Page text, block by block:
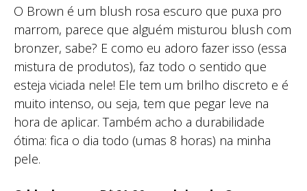
O Brown é um blush rosa escuro que puxa pro
marrom, parece que alguém misturou blush com
bronzer, sabe? E como eu adoro fazer isso (essa
mistura de produtos), faz todo o sentido que
esteja viciada nele! Ele tem um brilho discreto e é
muito intenso, ou seja, tem que pegar leve na
hora de aplicar. Também acho a durabilidade
ótima: fica o dia todo (umas 8 horas) na minha
pele.